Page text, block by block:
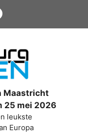
Maastricht
25 mei 2026
leukste
Europa